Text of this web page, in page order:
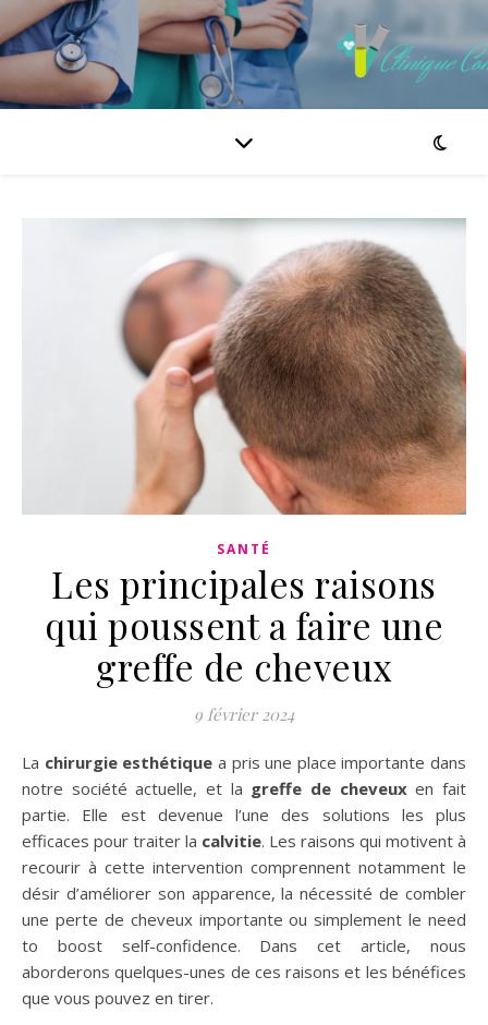
SANTÉ
Les principales raisons
qui poussent a faire une
greffe de cheveux
9 février 2024
La chirurgie esthétique a pris une place importante dans
notre société actuelle, et la greffe de cheveuxen fait
partie. Elle est devenue l’une des solutions les plus
efficaces pour traiter la calvitie. Les raisons qui motivent à
recourir à cette intervention comprennent notamment le
désir d’améliorer son apparence, la nécessité de combler
une perte de cheveux importante ou simplement le need
to boost self-confidence. Dans cet article, nous
aborderons quelques-unes de ces raisons et les bénéfices
que vous pouvez en tirer.